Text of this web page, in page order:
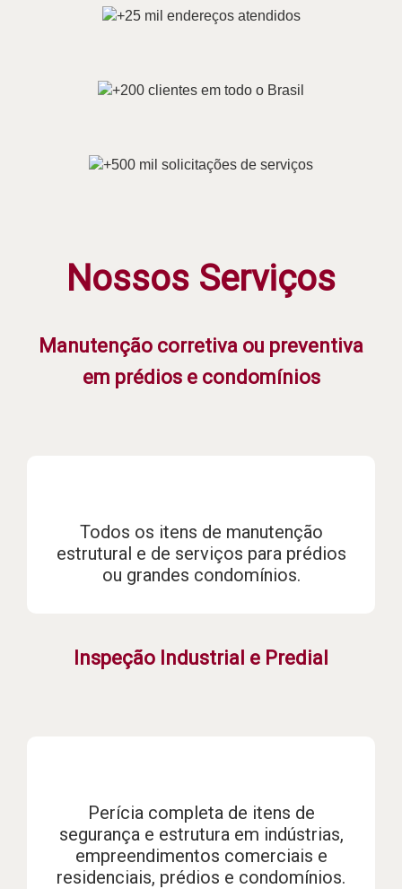
Nossos Serviços
Manutenção corretiva ou preventiva
em prédios e condomínios
Todos os itens de manutenção
estrutural e de serviços para prédios
ou grandes condomínios.
Inspeção Industrial e Predial
Perícia completa de itens de
segurança e estrutura em indústrias,
empreendimentos comerciais e
residenciais, prédios e condomínios.